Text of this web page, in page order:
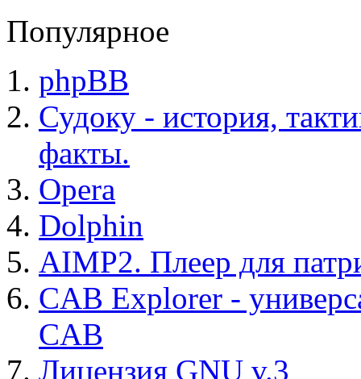
Популярное
phpBB
Судоку - история,
факты.
Opera
Dolphin
AIMP2. Плеер для
CAB Explorer -
CAB
Лицензия GNU v.3